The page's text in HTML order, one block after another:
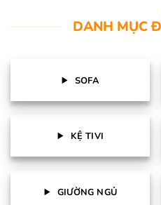
DANH MỤC
SOFA
KỆ TIVI
GIƯỜNG NGỦ